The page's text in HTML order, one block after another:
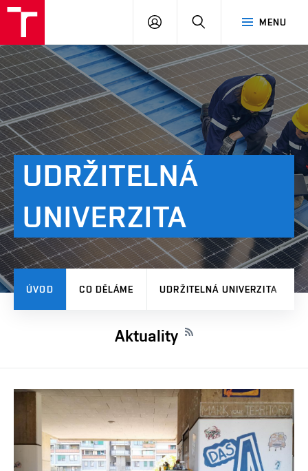
MENU
PŘIHLÁSIT
UDRŽITELNÁ
UNIVERZITA
ÚVOD CO DĚLÁME UDRŽITELNÁ UNIVERZITA
Aktuality